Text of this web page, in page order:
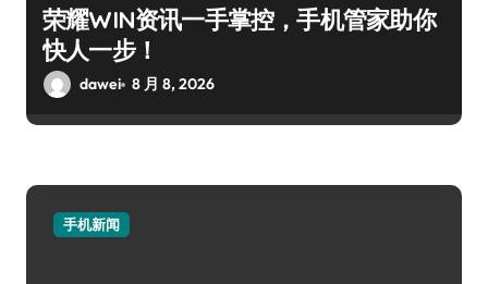
荣耀WIN资讯一手掌控，手机管家助你
快人一步！
dawei 8 月 8, 2026
手机新闻